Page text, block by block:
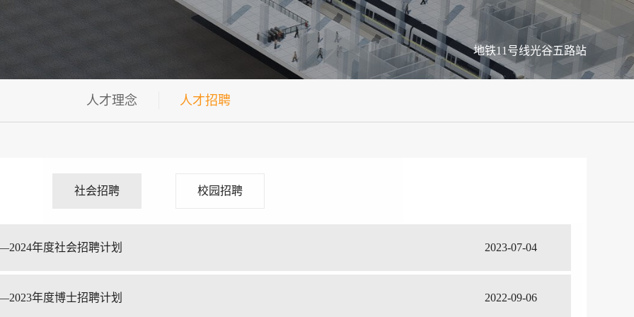
地铁11号线光谷五路站
人才理念 人才招聘
社会招聘 校园招聘
年度社会招聘计划 2023-07-04
年度博士招聘计划 2022-09-06